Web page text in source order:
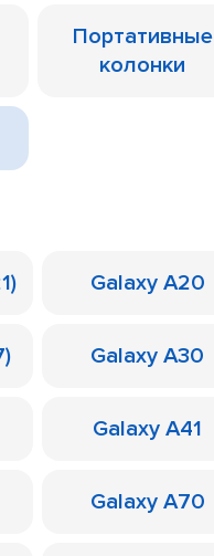
Портативные
колонки
Galaxy A20
Galaxy A30
Galaxy A41
Galaxy A70